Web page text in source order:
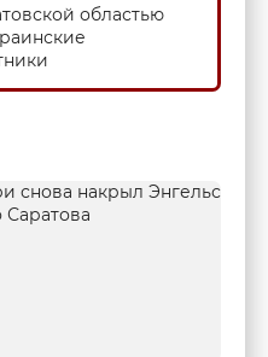
областью